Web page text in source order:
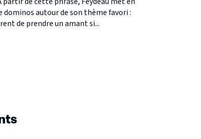
dominos autour de son thème favori :
de prendre un amant si...